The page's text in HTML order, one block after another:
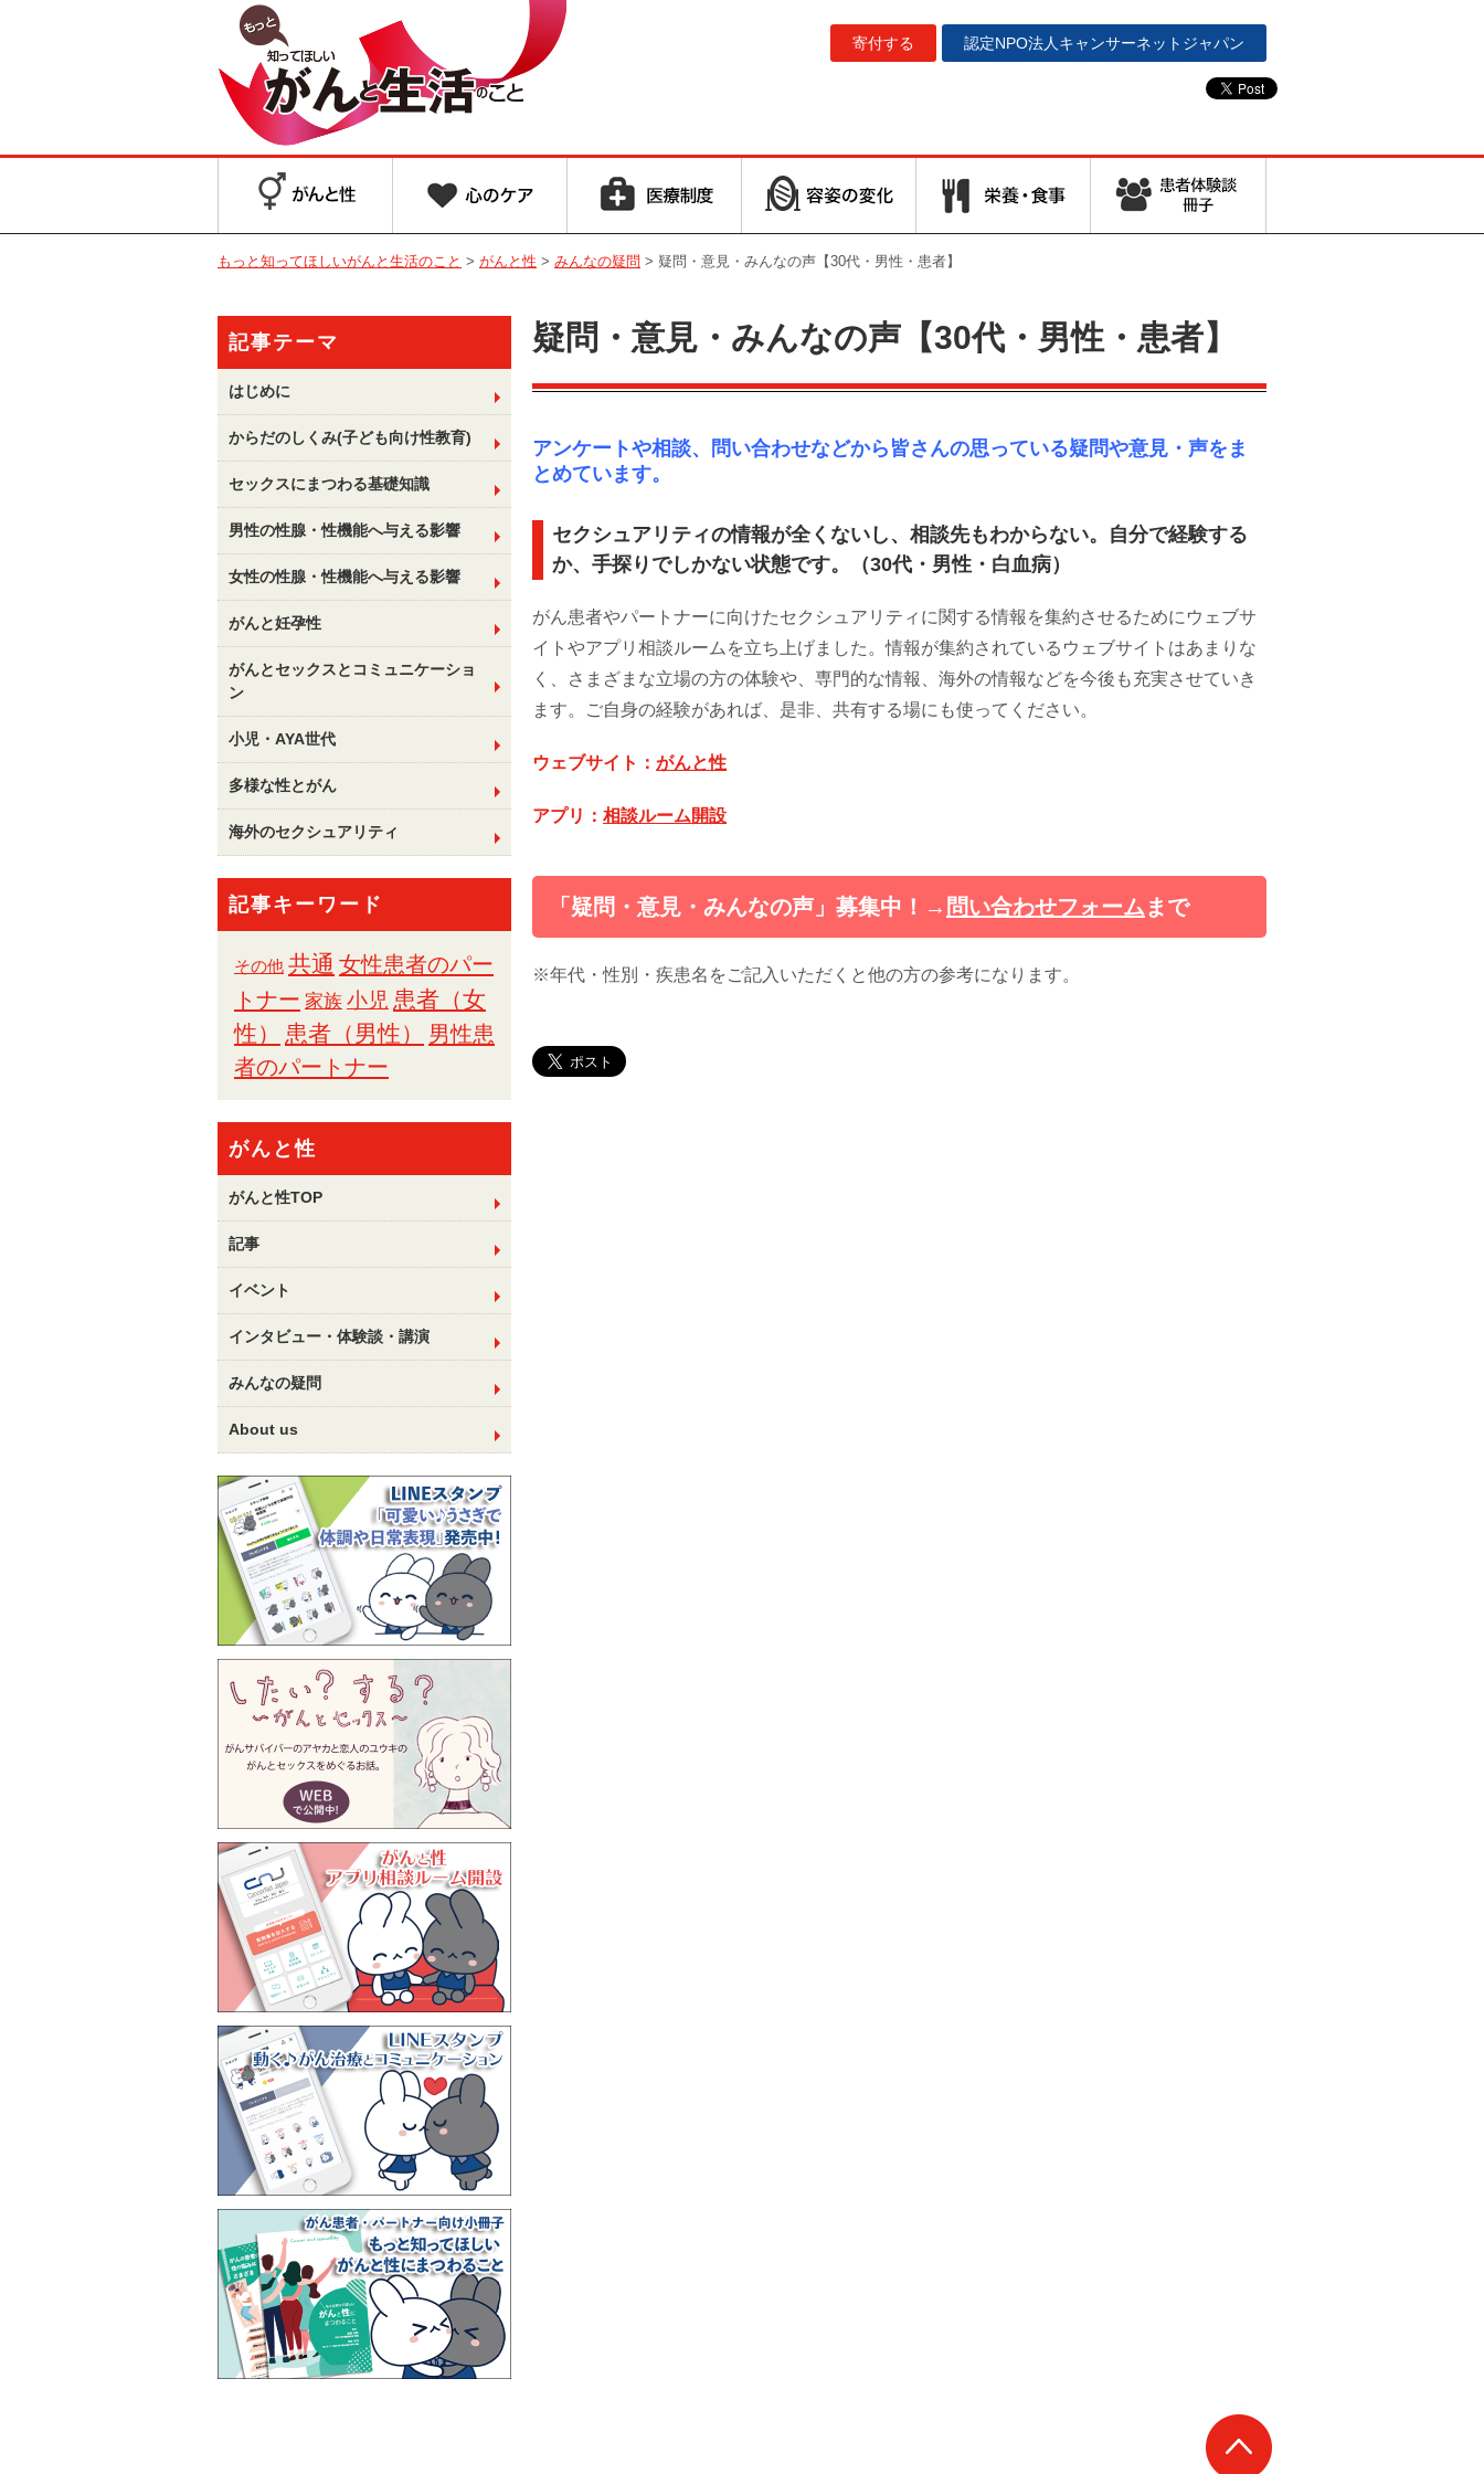
認定NPO法人 キャンサーネットジャパン
寄付する
もっと知ってほしいがんと生活のこと > がんと性 > みんなの疑問 > 疑問・意見・みんなの声【30代・男性・患者】
疑問・意見・みんなの声【30代・男性・患者】
アンケートや相談、問い合わせなどから皆さんの思っている疑問や意見・声をま
とめています。
セクシュアリティの情報が全くないし、相談先もわからない。自分で経験する
か、手探りでしかない状態です。（30代・男性・白血病）
がん患者やパートナーに向けたセクシュアリティに関する情報を集約させるためにウェブサ
イトやアプリ相談ルームを立ち上げました。情報が集約されているウェブサイトはあまりな
く、さまざまな立場の方の体験や、専門的な情報、海外の情報などを今後も充実させていき
ます。ご自身の経験があれば、是非、共有する場にも使ってください。
ウェブサイト： がんと性
アプリ： 相談ルーム開設
「疑問・意見・みんなの声」募集中！→ 問い合わせフォーム まで
※年代・性別・疾患名をご記入いただくと他の方の参考になります。
記事テーマ
はじめに
からだのしくみ(子ども向け性教育)
セックスにまつわる基礎知識
男性の性腺・性機能へ与える影響
女性の性腺・性機能へ与える影響
がんと妊孕性
がんとセックスとコミュニケーショ
ン
小児・AYA世代
多様な性とがん
海外のセクシュアリティ
記事キーワード
その他 共通 女性患者のパー
トナー 家族 小児 患者（女
性）
患者（男性）
男性患
者のパートナー
がんと性
がんと性TOP
記事
イベント
インタビュー・体験談・講演
みんなの疑問
About us